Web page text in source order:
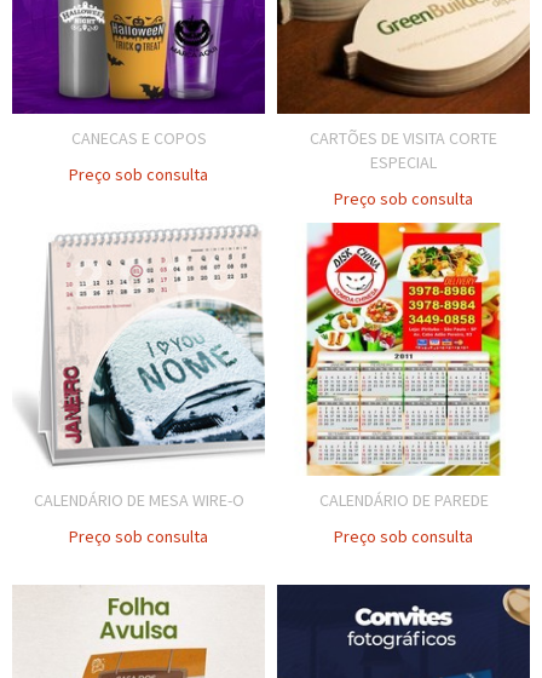
CANECAS E COPOS
Preço sob consulta
CARTÕES DE VISITA CORTE
ESPECIAL
Preço sob consulta
CALENDÁRIO DE MESA WIRE-O
Preço sob consulta
CALENDÁRIO DE PAREDE
Preço sob consulta